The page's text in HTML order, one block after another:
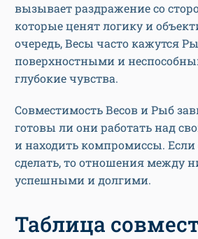
вызывает раздражение со
которые ценят логику и
очередь, Весы часто кажутся
поверхностными и
глубокие чувства.
Совместимость Весов и Рыб
готовы ли они работать над
и находить компромиссы. Если
сделать, то отношения между
успешными и долгими.
Таблица